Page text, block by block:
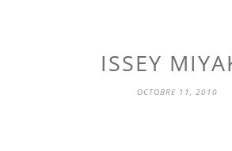
ISSEY
OCTOBRE 11, 2010